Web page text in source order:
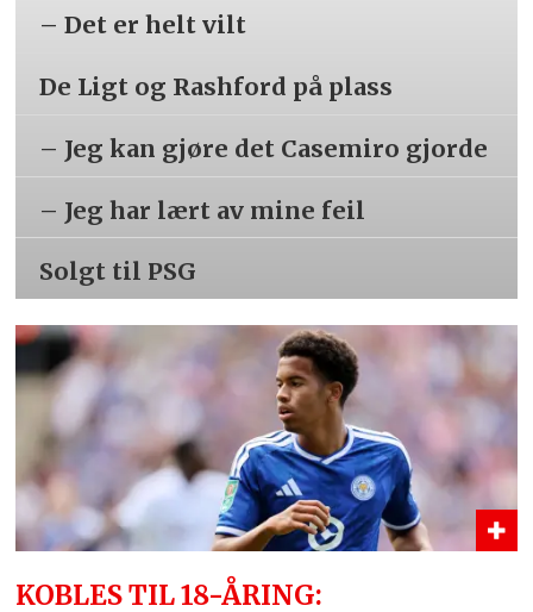
– Det er helt vilt
De Ligt og Rashford på plass
– Jeg kan gjøre det Casemiro gjorde
– Jeg har lært av mine feil
Solgt til PSG
KOBLES TIL 18-ÅRING: